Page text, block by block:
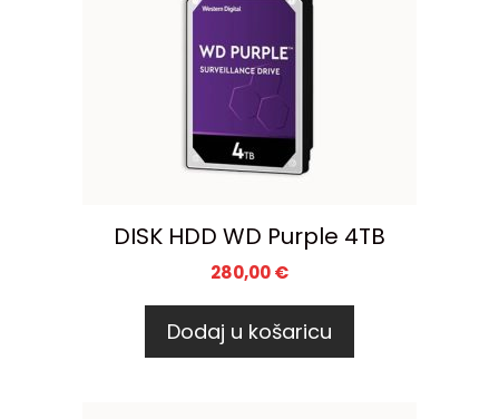
DISK HDD WD Purple 4TB
280,00€
Dodaj u košaricu